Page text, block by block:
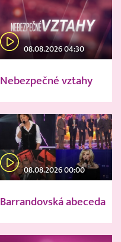
08.08.2026 04:30
Nebezpečné vztahy
08.08.2026 00:00
Barrandovská abeceda